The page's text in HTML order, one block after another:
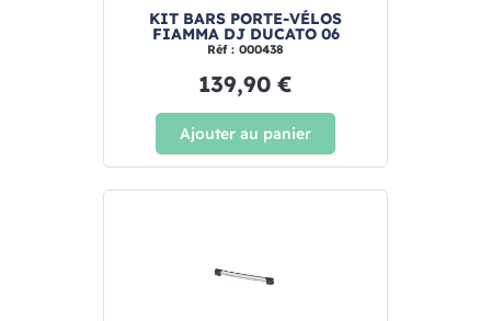
KIT BARS PORTE-VÉLOS
FIAMMA DJ DUCATO 06
Réf : 000438
139,90 €
Ajouter au panier